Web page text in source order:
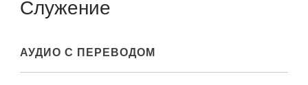
Служение
АУДИО С ПЕРЕВОДОМ